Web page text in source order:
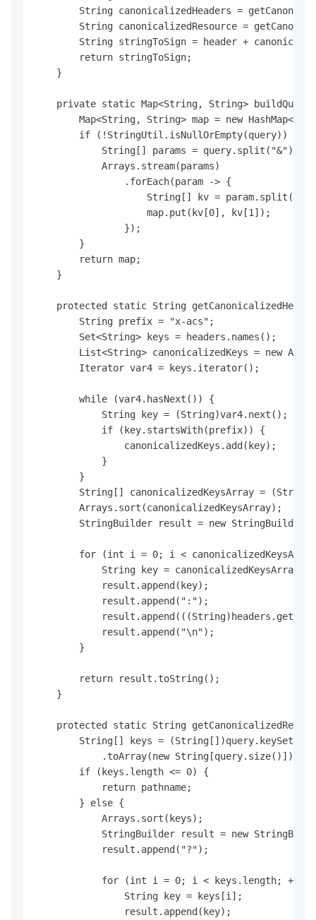
String canonicalizedHeaders =
String canonicalizedResource =
String stringToSign = header +
        return stringToSign;
    }
private static Map<String, String>
        Map<String, String> map = new HashMap<>();
        if (!StringUtil.isNullOrEmpty(query)) {
            String[] params = query.split("&");
            Arrays.stream(params)
                .forEach(param -> {
String[] kv =
                    map.put(kv[0], kv[1]);
                });
        }
        return map;
    }
protected static String
        String prefix = "x-acs";
        Set<String> keys = headers.names();
List<String> canonicalizedKeys = new
        Iterator var4 = keys.iterator();
        while (var4.hasNext()) {
            String key = (String)var4.next();
            if (key.startsWith(prefix)) {
                canonicalizedKeys.add(key);
            }
        }
String[] canonicalizedKeysArray =
        Arrays.sort(canonicalizedKeysArray);
StringBuilder result = new
for (int i = 0; i <
String key =
            result.append(key);
            result.append(":");
            result.append("\n");
        }
        return result.toString();
    }
protected static String
        String[] keys = (String[])query.keySet()
            .toArray(new String[query.size()]);
        if (keys.length <= 0) {
            return pathname;
        } else {
            Arrays.sort(keys);
StringBuilder result = new
            result.append("?");
for (int i = 0; i < keys.length; ++i)
                String key = keys[i];
                result.append(key);